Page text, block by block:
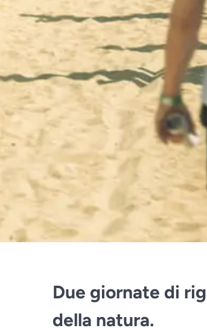
Due giornate di
della natura.